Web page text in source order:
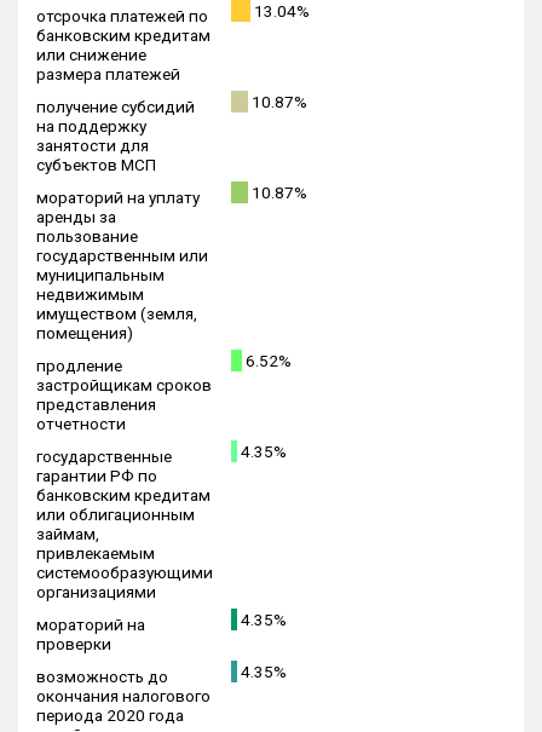
отсрочка платежей по
банковским кредитам
или снижение
размера платежей
13.04%
получение субсидий
на поддержку
занятости для
субъектов МСП
10.87%
мораторий на уплату
аренды за
пользование
государственным или
муниципальным
недвижимым
имуществом (земля,
помещения)
10.87%
продление
застройщикам сроков
представления
отчетности
6.52%
государственные
гарантии РФ по
банковским кредитам
или облигационным
займам,
привлекаемым
системообразующими
организациями
4.35%
мораторий на
проверки
4.35%
возможность до
окончания налогового
периода 2020 года
4.35%